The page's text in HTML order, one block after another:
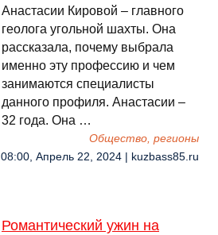
Анастасии Кировой – главного
геолога угольной шахты. Она
рассказала, почему выбрала
именно эту профессию и чем
занимаются специалисты
данного профиля. Анастасии –
32 года. Она …
Общество, регионы
08:00, Апрель 22, 2024 | kuzbass85.ru
Романтический ужин на